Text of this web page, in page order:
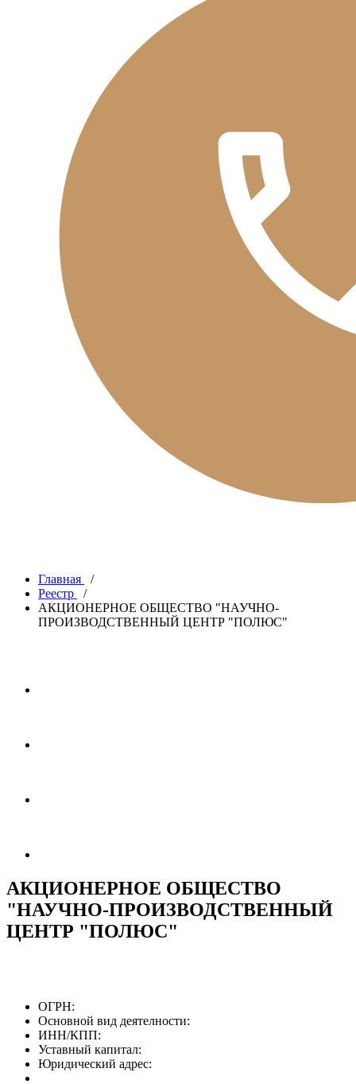
Главная
/
Реестр
/
АКЦИОНЕРНОЕ ОБЩЕСТВО "НАУЧНО-
ПРОИЗВОДСТВЕННЫЙ ЦЕНТР "ПОЛЮС"
АКЦИОНЕРНОЕ ОБЩЕСТВО
"НАУЧНО-ПРОИЗВОДСТВЕННЫЙ
ЦЕНТР "ПОЛЮС"
ОГРН:
Основной вид деятелности:
ИНН/КПП:
Уставный капитал:
Юридический адрес: